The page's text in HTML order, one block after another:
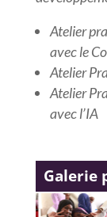
Atelier
avec le
Atelier
Atelier
avec l’IA
Galerie